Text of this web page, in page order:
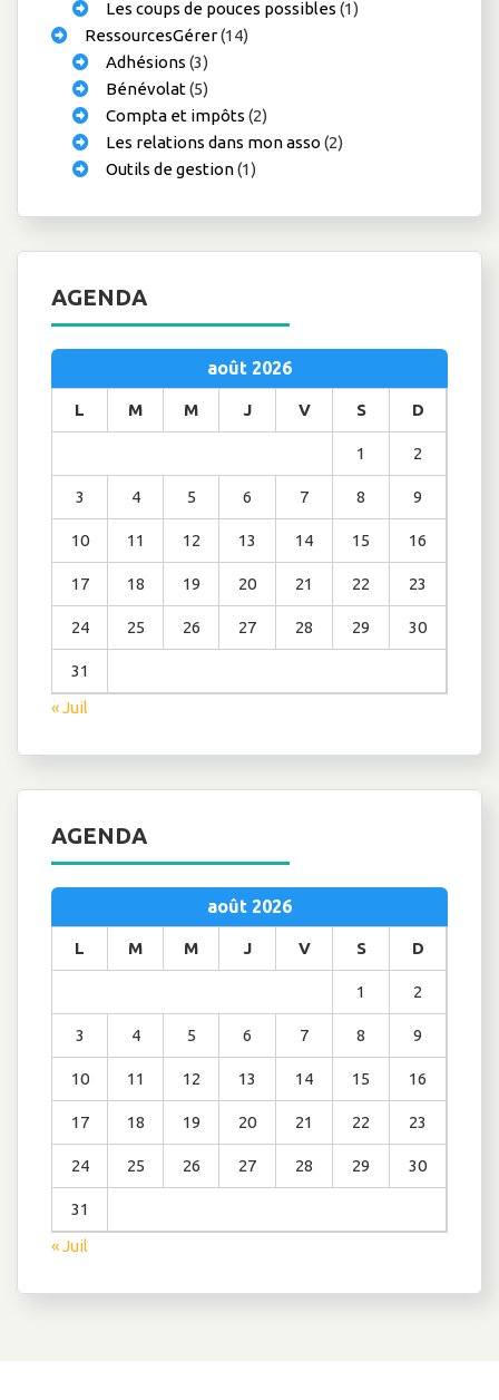
Les coups de pouces possibles (1)
RessourcesGérer(14)
Adhésions (3)
Bénévolat(5)
Compta et impôts (2)
Les relations dans mon asso (2)
Outils de gestion(1)
AGENDA
août 2026
L M M J V S D
1 2
3 4 5 6 7 8 9
10 11 12 13 14 15 16
17 18 19 20 21 22 23
24 25 26 27 28 29 30
31
« Juil
AGENDA
août 2026
L M M J V S D
1 2
3 4 5 6 7 8 9
10 11 12 13 14 15 16
17 18 19 20 21 22 23
24 25 26 27 28 29 30
31
« Juil